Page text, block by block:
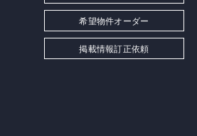
希望物件オーダー
掲載情報訂正依頼